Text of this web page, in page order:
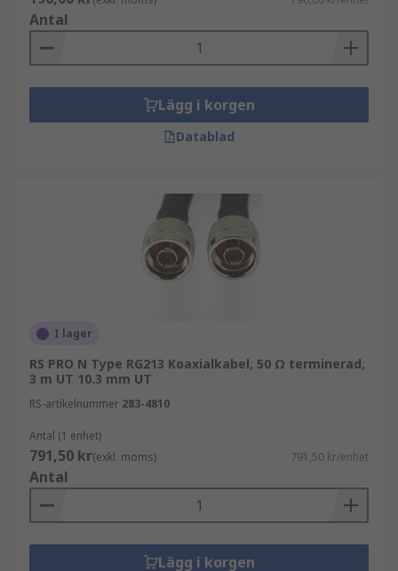
Antal
Lägg i korgen
Datablad
I lager
RS PRO N Type RG213 Koaxialkabel, 50 Ω terminerad,
3 m UT 10.3 mm UT
RS-artikelnummer 283-4810
Antal (1 enhet)
791,50 kr(exkl. moms) 791,50 kr/enhet
Antal
Lägg i korgen